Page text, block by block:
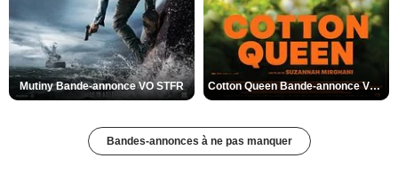
Mutiny Bande-annonce VO STFR Cotton Queen Bande-annonce VO STFR
Bandes-annonces à ne pas manquer